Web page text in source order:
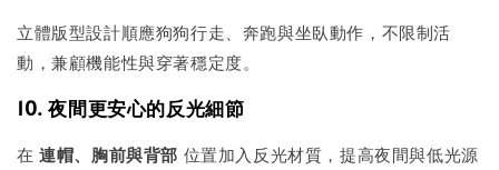
立體版型設計順應狗狗行走、奔跑與坐臥動作，不限制活
動，兼顧機能性與穿著穩定度。
10. 夜間更安心的反光細節
在連帽、胸前與背部 位置加入反光材質，提高夜間與低光源